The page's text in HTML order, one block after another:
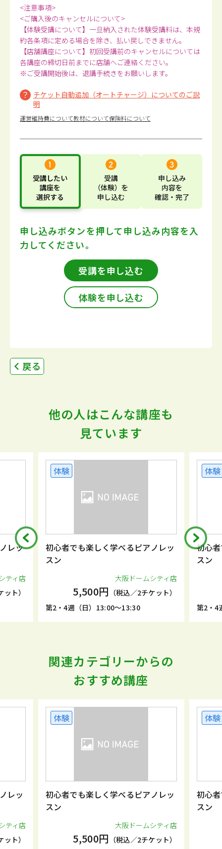
<注意事項>
<ご購入後のキャンセルについて>
【体験受講について】一旦納入された体験受講料は、本規
約各条項に定める場合を除き、払い戻しできません。
【店舗講座について】初回受講前のキャンセルについては
各講座の締切日前までに店舗へご連絡ください。
※ご受講開始後は、退講手続きをお願いします。
チケット自動追加（オートチャージ）についてのご説
明
運営維持費について教材について保険料について
受講したい
講座を
選択する
受講
（体験） を
申し込む
申し込み
内容を
確認・完了
申し込みボタンを押して申し込み内容を入
力してください。
受講を申し込む
体験を申し込む
戻る
他の人はこんな講座も
見ています
レッ
ティ店
ト）
体験
初心者でも楽しく学べるピアノレッ
スン
大阪ドームシティ店
5,500円 （税込／2チケット）
第2・4週（日）13:00～13:30
体験
初心
スン
第2・4
関連カテゴリーからの
おすすめ講座
レッ
ティ店
ト）
体験
初心者でも楽しく学べるピアノレッ
スン
大阪ドームシティ店
5,500円 （税込／2チケット）
体験
初心
スン